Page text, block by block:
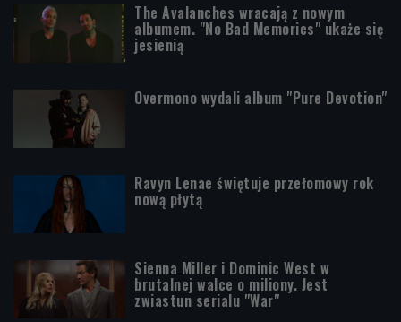
The Avalanches wracają z nowym
albumem. "No Bad Memories" ukaże się
jesienią
Overmono wydali album "Pure Devotion"
Ravyn Lenae świętuje przełomowy rok
nową płytą
Sienna Miller i Dominic West w
brutalnej walce o miliony. Jest
zwiastun serialu "War"